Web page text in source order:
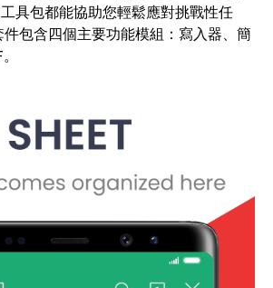
具包都能協助您輕鬆應對挑戰性任
包含四個主要功能模組：寫入器、簡